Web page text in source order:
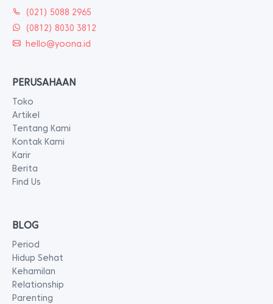
(021) 5088 2965
(0812) 8030 3812
hello@yoona.id
PERUSAHAAN
Toko
Artikel
Tentang Kami
Kontak Kami
Karir
Berita
Find Us
BLOG
Period
Hidup Sehat
Kehamilan
Relationship
Parenting